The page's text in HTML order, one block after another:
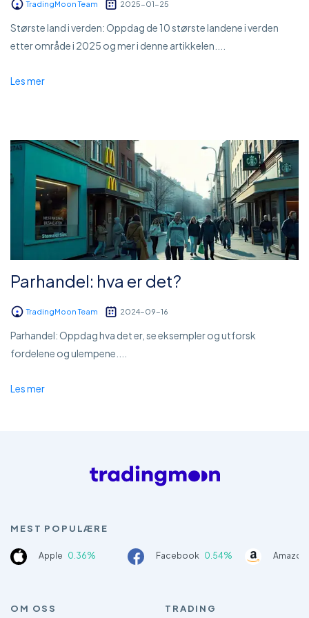
TradingMoon Team 2025-01-25
Største land i verden: Oppdag de 10 største landene i verden
etter område i 2025 og mer i denne artikkelen....
Les mer
Parhandel: hva er det?
TradingMoon Team 2024-09-16
Parhandel: Oppdag hva det er, se eksempler og utforsk
fordelene og ulempene....
Les mer
MEST POPULÆRE
Apple 0.36% Facebook 0.54%
OM OSS TRADING